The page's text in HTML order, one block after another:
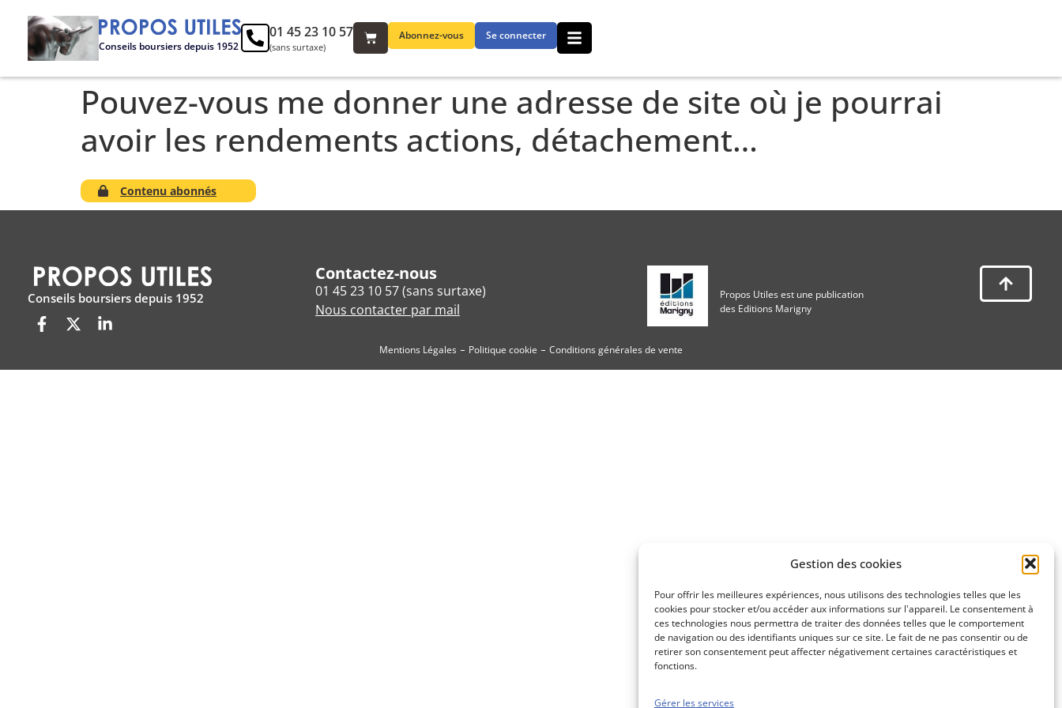
Gestion des cookies
Pour offrir les meilleures expériences, nous utilisons des technologies telles que les
cookies pour stocker et/ou accéder aux informations sur l'appareil. Le consentement à
ces technologies nous permettra de traiter des données telles que le comportement
de navigation ou des identifiants uniques sur ce site. Le fait de ne pas consentir ou de
retirer son consentement peut affecter négativement certaines caractéristiques et
fonctions.
Gérer les services
Conseils boursiers depuis 1952
Abonnez-vous Se connecter
01 45 23 10 57
(sans surtaxe)
Pouvez-vous me donner une adresse de site où je pourrai
avoir les rendements actions, détachement…
Contenu abonnés
Conseils boursiers depuis 1952
Contactez-nous
01 45 23 10 57 (sans surtaxe)
Nous contacter par mail
Propos Utiles est une publication
des Editions Marigny
Mentions Légales Politique cookie Conditions générales de vente